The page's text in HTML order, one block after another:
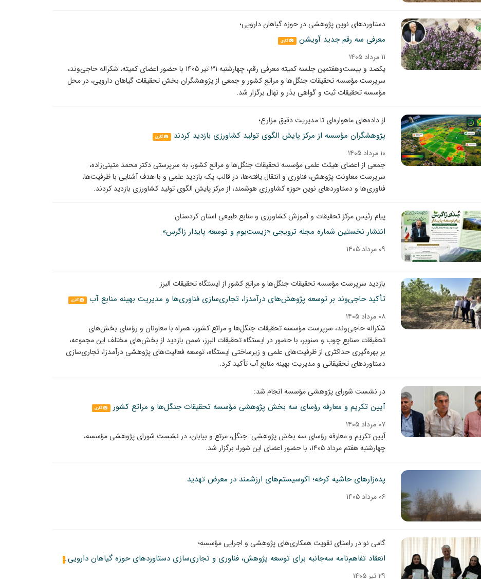
دستاوردهای نوین پژوهشی در حوزه گیاهان دارویی؛
معرفی سه رقم جدید آویشن گالری
۱۱ مرداد ۱۴۰۵
یکصد و بیست‌وهفتمین جلسه کمیته معرفی رقم، چهارشنبه ۳۱ تیر ۱۴۰۵ با حضور اعضای کمیته، شکراله حاجی‌وند،
سرپرست مؤسسه تحقیقات جنگل‌ها و مراتع کشور و جمعی از پژوهشگران بخش تحقیقات گیاهان دارویی، در محل
مؤسسه تحقیقات ثبت و گواهی بذر و نهال برگزار شد.
از داده‌های ماهواره‌ای تا مدیریت دقیق مزارع؛
پژوهشگران مؤسسه از مرکز پایش الگوی تولید کشاورزی بازدید کردند گالری
۱۰ مرداد ۱۴۰۵
جمعی از اعضای هیئت علمی مؤسسه تحقیقات جنگل‌ها و مراتع کشور، به سرپرستی دکتر محمد متینی‌زاده،
سرپرست معاونت پژوهش، فناوری و انتقال یافته‌ها، در قالب یک بازدید علمی و با هدف آشنایی با ظرفیت‌ها،
فناوری‌ها و دستاوردهای نوین حوزه کشاورزی هوشمند، از مرکز پایش الگوی تولید کشاورزی بازدید کردند.
پیام رئیس مرکز تحقیقات و آموزش کشاورزی و منابع طبیعی استان کردستان
انتشار نخستین شماره مجله ترویجی «زیست‌بوم و توسعه پایدار زاگرس»
۰۹ مرداد ۱۴۰۵
بازدید سرپرست مؤسسه تحقیقات جنگل‌ها و مراتع کشور از ایستگاه تحقیقات البرز
تأکید حاجی‌وند بر توسعه پژوهش‌های درآمدزا، تجاری‌سازی فناوری‌ها و مدیریت بهینه منابع آب گالری
۰۸ مرداد ۱۴۰۵
شکراله حاجی‌وند، سرپرست مؤسسه تحقیقات جنگل‌ها و مراتع کشور، همراه با معاونان و رؤسای بخش‌های
تحقیقات صنایع چوب و صنوبر، با حضور در ایستگاه تحقیقات البرز، ضمن بازدید از بخش‌های مختلف این مجموعه،
بر بهره‌گیری حداکثری از ظرفیت‌های علمی و زیرساختی ایستگاه، توسعه فعالیت‌های پژوهشی درآمدزا، تجاری‌سازی
دستاوردهای تحقیقاتی و مدیریت بهینه منابع آب تأکید کرد.
در نشست شورای پژوهشی مؤسسه انجام شد:
آیین تکریم و معارفه رؤسای سه بخش پژوهشی مؤسسه تحقیقات جنگل‌ها و مراتع کشور گالری
۰۷ مرداد ۱۴۰۵
آیین تکریم و معارفه رؤسای سه بخش پژوهشی: جنگل، مرتع و بیابان، در نشست شورای پژوهشی مؤسسه،
چهارشنبه هفتم مرداد ۱۴۰۵، با حضور اعضای این شورا، برگزار شد.
پده‌زارهای حاشیه کرخه؛ اکوسیستم‌های ارزشمند در معرض تهدید
۰۶ مرداد ۱۴۰۵
گامی نو در راستای تقویت همکاری‌های پژوهشی و اجرایی مؤسسه؛
انعقاد تفاهم‌نامه سه‌جانبه برای توسعه پژوهش، فناوری و تجاری‌سازی دستاوردهای حوزه گیاهان دارویی
۲۹ تیر ۱۴۰۵